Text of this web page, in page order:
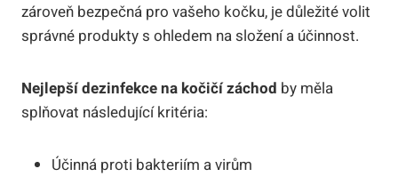
zároveň bezpečná pro vašeho kočku, je důležité volit
správné produkty s ohledem na složení a účinnost.
Nejlepší dezinfekce na kočičí záchod by měla
splňovat následující kritéria:
Účinná proti bakteriím a virům